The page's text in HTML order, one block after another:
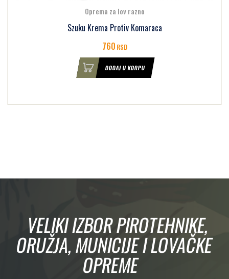
Oprema za lov razno
Szuku Krema Protiv Komaraca
760RSD
DODAJ U KORPU
VELIKI IZBOR PIROTEHNIKE,
ORUŽJA, MUNICIJE I LOVAČKE
OPREME